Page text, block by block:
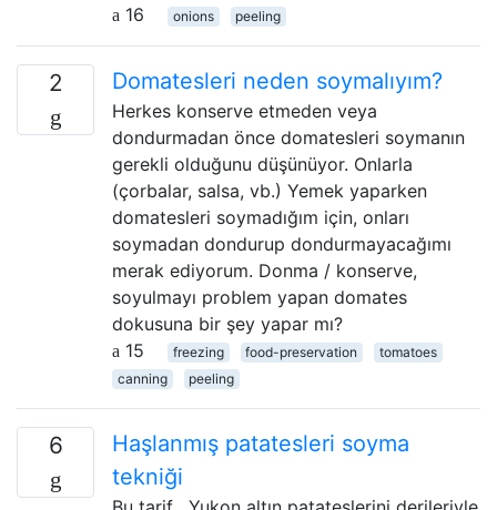
16
onions peeling
2 Domatesleri neden soymalıyım?
Herkes konserve etmeden veya
dondurmadan önce domatesleri soymanın
gerekli olduğunu düşünüyor. Onlarla
(çorbalar, salsa, vb.) Yemek yaparken
domatesleri soymadığım için, onları
soymadan dondurup dondurmayacağımı
merak ediyorum. Donma / konserve,
soyulmayı problem yapan domates
dokusuna bir şey yapar mı?
15
freezing food-preservation
tomatoes
canning
peeling
6
Haşlanmış patatesleri soyma
tekniği